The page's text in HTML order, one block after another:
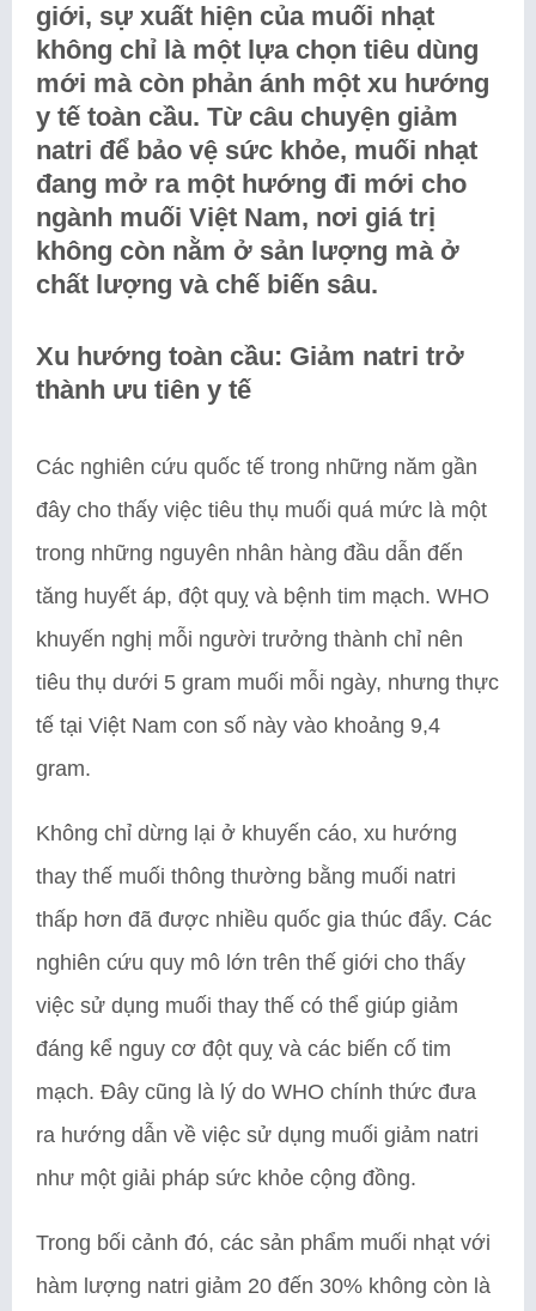
giới, sự xuất hiện của muối nhạt
không chỉ là một lựa chọn tiêu dùng
mới mà còn phản ánh một xu hướng
y tế toàn cầu. Từ câu chuyện giảm
natri để bảo vệ sức khỏe, muối nhạt
đang mở ra một hướng đi mới cho
ngành muối Việt Nam, nơi giá trị
không còn nằm ở sản lượng mà ở
chất lượng và chế biến sâu.
Xu hướng toàn cầu: Giảm natri trở
thành ưu tiên y tế
Các nghiên cứu quốc tế trong những năm gần
đây cho thấy việc tiêu thụ muối quá mức là một
trong những nguyên nhân hàng đầu dẫn đến
tăng huyết áp, đột quỵ và bệnh tim mạch. WHO
khuyến nghị mỗi người trưởng thành chỉ nên
tiêu thụ dưới 5 gram muối mỗi ngày, nhưng thực
tế tại Việt Nam con số này vào khoảng 9,4
gram.
Không chỉ dừng lại ở khuyến cáo, xu hướng
thay thế muối thông thường bằng muối natri
thấp hơn đã được nhiều quốc gia thúc đẩy. Các
nghiên cứu quy mô lớn trên thế giới cho thấy
việc sử dụng muối thay thế có thể giúp giảm
đáng kể nguy cơ đột quỵ và các biến cố tim
mạch. Đây cũng là lý do WHO chính thức đưa
ra hướng dẫn về việc sử dụng muối giảm natri
như một giải pháp sức khỏe cộng đồng.
Trong bối cảnh đó, các sản phẩm muối nhạt với
hàm lượng natri giảm 20 đến 30% không còn là